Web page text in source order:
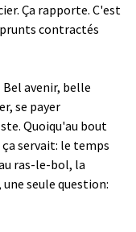
Ça rapporte. C'est
contractés
avenir, belle
se payer
Quoiqu'au bout
servait: le temps
ras-le-bol, la
seule question: